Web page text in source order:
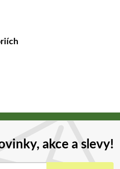
akce a slevy!